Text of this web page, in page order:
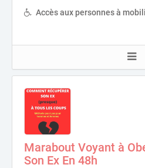
Accès aux personnes à
Marabout Voyant à
Son Ex En 48h